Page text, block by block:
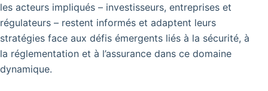
les acteurs impliqués – investisseurs, entreprises et
régulateurs – restent informés et adaptent leurs
stratégies face aux défis émergents liés à la sécurité, à
la réglementation et à l’assurance dans ce domaine
dynamique.